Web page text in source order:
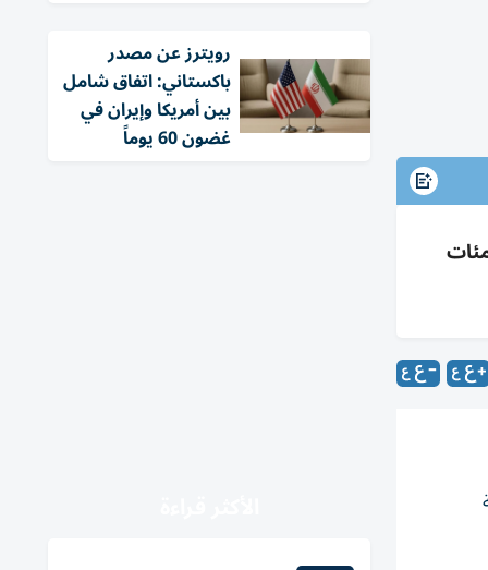
مئات
‏رويترز عن مصدر
باكستاني: اتفاق شامل
بين أمريكا وإيران في
غضون 60 يوماً